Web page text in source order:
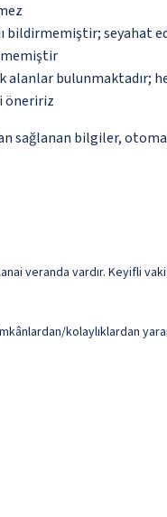
seyahat
bulunmaktadır;
öneririz
sağlanan bilgiler,
veranda vardır. Keyifli
kolaylıklardan